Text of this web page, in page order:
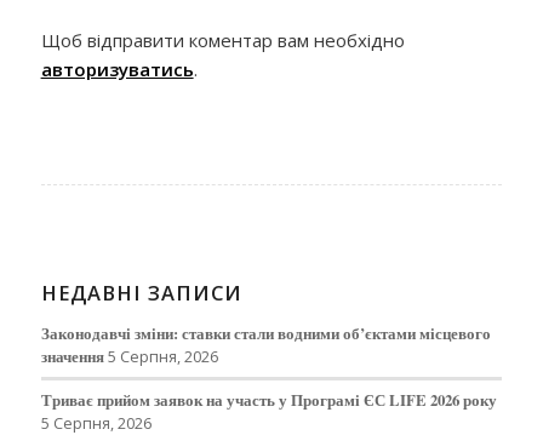
Щоб відправити коментар вам необхідно
авторизуватись.
НЕДАВНІ ЗАПИСИ
Законодавчі зміни: ставки стали водними об’єктами місцевого
значення5 Серпня, 2026
Триває прийом заявок на участь у Програмі ЄС LIFE 2026 року
5 Серпня, 2026